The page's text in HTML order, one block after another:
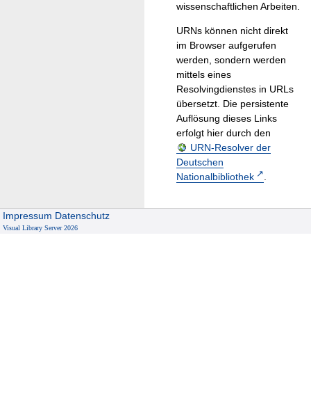
wissenschaftlichen Arbeiten.
URNs können nicht direkt
im Browser aufgerufen
werden, sondern werden
mittels eines
Resolvingdienstes in URLs
übersetzt. Die persistente
Auflösung dieses Links
erfolgt hier durch den
URN-Resolver der
Deutschen
Nationalbibliothek
.
Impressum Datenschutz
Visual Library Server 2026